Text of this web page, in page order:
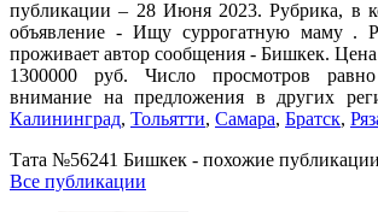
публикации – 28 Июня 2023. Рубрика, в
объявление - Ищу суррогатную маму .
проживает автор сообщения - Бишкек. Цена
1300000 руб. Число просмотров
внимание на предложения в других
Калининград, Тольятти, Самара, Братск,
Тата №56241 Бишкек - похожие публикации
Все публикации